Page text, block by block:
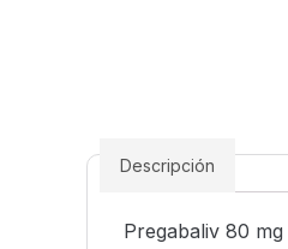
Descripción
Pregabaliv 80